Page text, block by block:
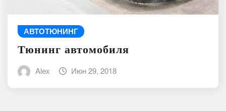
АВТОТЮНИНГ
Тюнинг автомобиля
Alex Июн 29, 2018